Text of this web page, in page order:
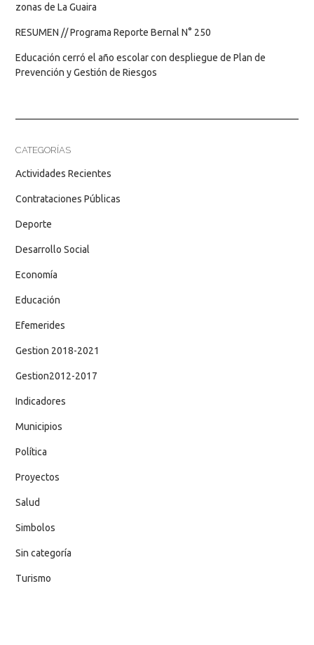
zonas de La Guaira
RESUMEN // Programa Reporte Bernal N° 250
Educación cerró el año escolar con despliegue de Plan de
Prevención y Gestión de Riesgos
CATEGORÍAS
Actividades Recientes
Contrataciones Públicas
Deporte
Desarrollo Social
Economía
Educación
Efemerides
Gestion 2018-2021
Gestion2012-2017
Indicadores
Municipios
Política
Proyectos
Salud
Simbolos
Sin categoría
Turismo